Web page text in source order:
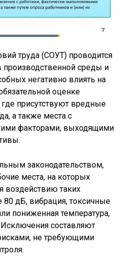
труда (СОУТ) проводится
среды и
негативно влиять на
оценке
присутствуют вредные
а также места с
факторами, выходящими
законодательством,
места, на которых
воздействию таких
дБ, вибрация, токсичные
пониженная температура,
составляют
не требующими